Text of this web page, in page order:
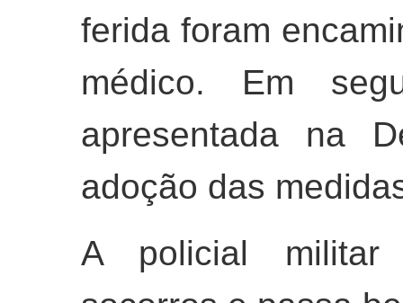
ferida foram
médico. Em
apresentada na
adoção das
A policial militar